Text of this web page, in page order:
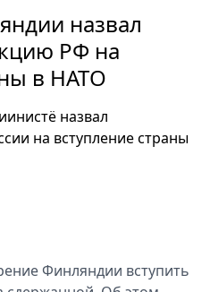
назвал
РФ на
в НАТО
назвал
на вступление страны
Финляндии вступить